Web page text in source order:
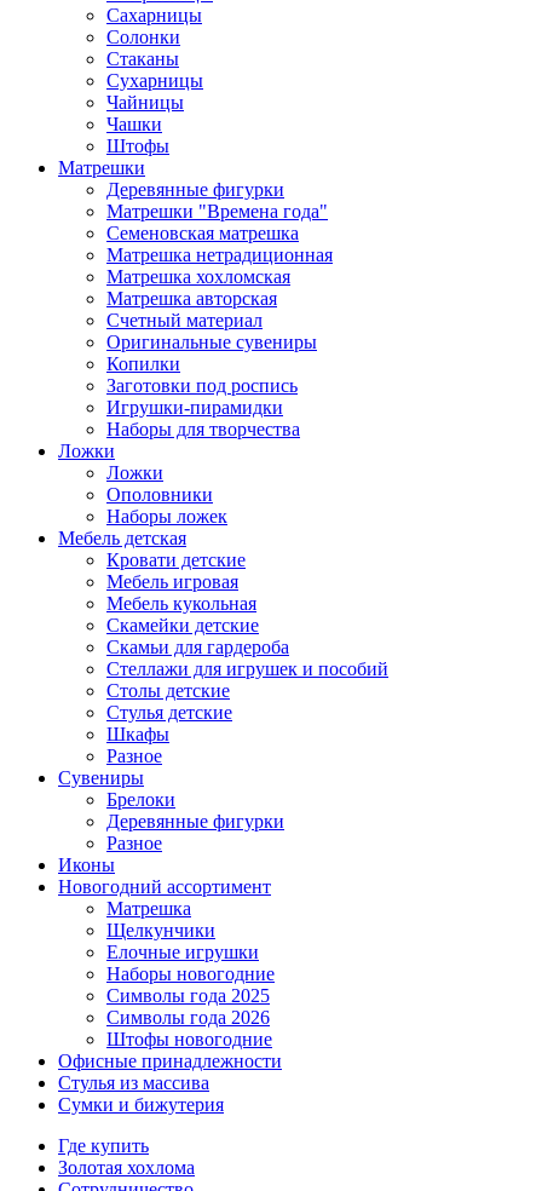
Сахарницы
Солонки
Стаканы
Сухарницы
Чайницы
Чашки
Штофы
Матрешки
Деревянные фигурки
Матрешки "Времена года"
Семеновская матрешка
Матрешка нетрадиционная
Матрешка хохломская
Матрешка авторская
Счетный материал
Оригинальные сувениры
Копилки
Заготовки под роспись
Игрушки-пирамидки
Наборы для творчества
Ложки
Ложки
Ополовники
Наборы ложек
Мебель детская
Кровати детские
Мебель игровая
Мебель кукольная
Скамейки детские
Скамьи для гардероба
Стеллажи для игрушек и пособий
Столы детские
Стулья детские
Шкафы
Разное
Сувениры
Брелоки
Деревянные фигурки
Разное
Иконы
Новогодний ассортимент
Матрешка
Щелкунчики
Елочные игрушки
Наборы новогодние
Символы года 2025
Символы года 2026
Штофы новогодние
Офисные принадлежности
Стулья из массива
Сумки и бижутерия
Где купить
Золотая хохлома